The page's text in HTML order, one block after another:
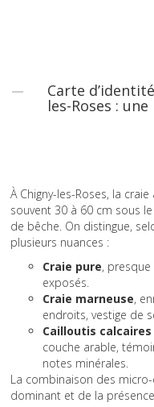
Carte
les-Roses :
À Chigny-les-Roses, la
souvent 30 à 60 cm sous
de bêche. On distingue,
plusieurs nuances :
Craie pure,
exposés.
Craie marneuse,
endroits, vestige de
Cailloutis
couche arable,
notes minérales.
La combinaison des
dominant et de la